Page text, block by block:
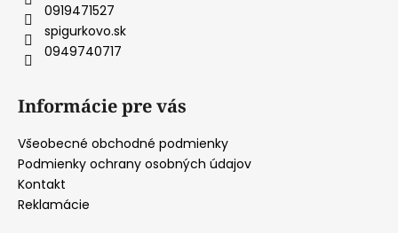
0919471527
spigurkovo.sk
0949740717
Informácie pre vás
Všeobecné obchodné podmienky
Podmienky ochrany osobných údajov
Kontakt
Reklamácie